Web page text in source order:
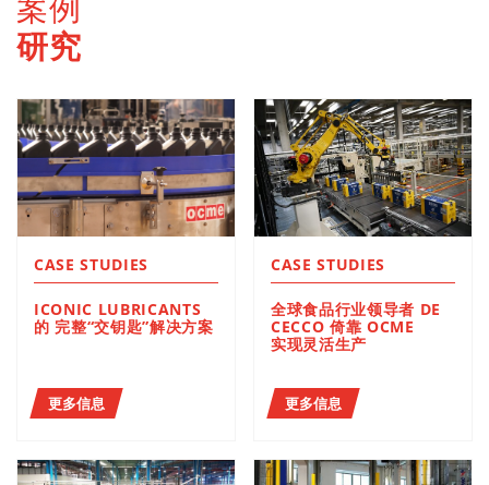
研究
CASE STUDIES
ICONIC LUBRICANTS
的 完整“交钥匙”解决方案
更多信息
CASE STUDIES
全球食品行业领导者 DE
CECCO 倚靠 OCME
实现灵活生产
更多信息